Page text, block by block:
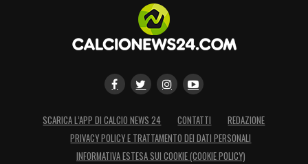
SCARICA L’APP DI CALCIO NEWS 24 CONTATTI
REDAZIONE
PRIVACY POLICY E TRATTAMENTO DEI DATI PERSONALI
INFORMATIVA ESTESA SUI COOKIE (COOKIE POLICY)